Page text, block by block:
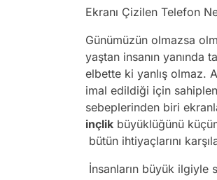
Ekranı Çizilen Telefon Ne
Günümüzün olmazsa
yaştan insanın yanında
elbette ki yanlış olmaz.
imal edildiği için
sebeplerinden biri
inçlik büyüklüğünü
bütün ihtiyaçlarını
İnsanların büyük ilgiyle